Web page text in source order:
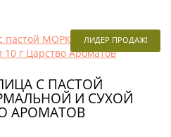
ЛИДЕР ПРОДАЖ!
С ПАСТОЙ
И СУХОЙ
АРОМАТОВ